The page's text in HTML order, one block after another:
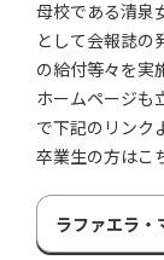
母校である清泉
として会報誌の
の給付等々を実
ホームページも
で下記のリンク
卒業生の方はこ
ラファエラ・